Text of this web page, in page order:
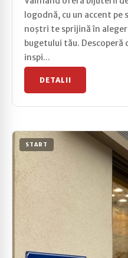
logodnă, cu un accent
noștri te sprijină în
bugetului tău.
inspi...
DETALII
START